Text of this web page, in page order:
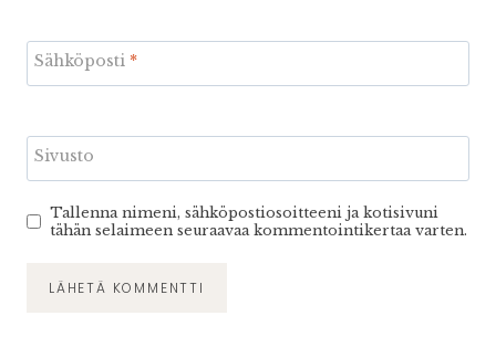
Sähköposti *
Sivusto
Tallenna nimeni, sähköpostiosoitteeni ja kotisivuni
tähän selaimeen seuraavaa kommentointikertaa varten.